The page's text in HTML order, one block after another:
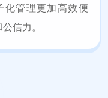
化管理更加高效便
信力。